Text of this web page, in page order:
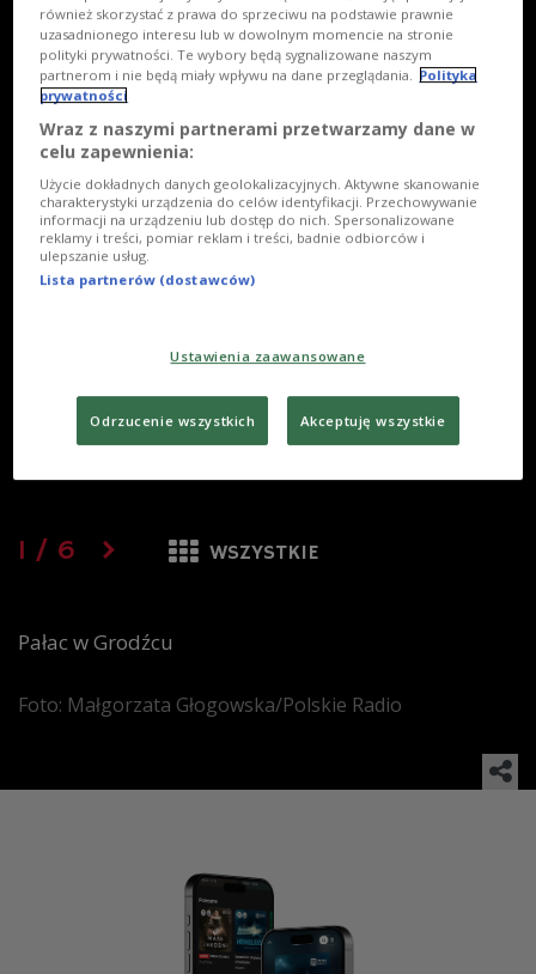
1 / 6 WSZYSTKIE
Pałac w Grodźcu
Foto: Małgorzata Głogowska/Polskie Radio
również skorzystać z prawa do sprzeciwu na podstawie prawnie
uzasadnionego interesu lub w dowolnym momencie na stronie
polityki prywatności. Te wybory będą sygnalizowane naszym
partnerom i nie będą miały wpływu na dane przeglądania. Polityka
prywatności
Wraz z naszymi partnerami przetwarzamy dane w
celu zapewnienia:
Użycie dokładnych danych geolokalizacyjnych. Aktywne skanowanie
charakterystyki urządzenia do celów identyfikacji. Przechowywanie
informacji na urządzeniu lub dostęp do nich. Spersonalizowane
reklamy i treści, pomiar reklam i treści, badnie odbiorców i
ulepszanie usług.
Lista partnerów (dostawców)
Ustawienia zaawansowane
Odrzucenie wszystkich Akceptuję wszystkie